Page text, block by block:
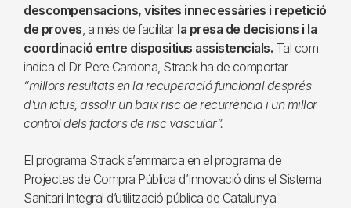
descompensacions, visites innecessàries i repetició
de proves, a més de facilitar la presa de decisions i la
coordinació entre dispositius assistencials. Tal com
indica el Dr. Pere Cardona, Strack ha de comportar
“millors resultats en la recuperació funcional després
d’un ictus, assolir un baix risc de recurrència i un millor
control dels factors de risc vascular”.
El programa Strack s’emmarca en el programa de
Projectes de Compra Pública d’Innovació dins el Sistema
Sanitari Integral d’utilització pública de Catalunya